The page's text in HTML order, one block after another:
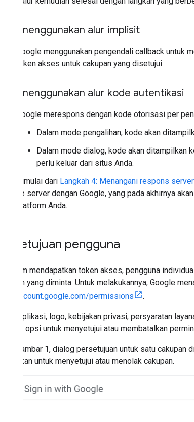
Saat menggunakan alur implisit
Google menggunakan pengendali callback untuk
token akses untuk cakupan yang disetujui.
Saat menggunakan alur kode autentikasi
Google merespons dengan kode otorisasi per
Dalam mode pengalihan, kode akan
Dalam mode dialog, kode akan ditampilkan
perlu keluar dari situs Anda.
Dimulai dari Langkah 4: Menangani respons
ke server dengan Google, yang pada akhirnya
platform Anda.
Persetujuan pengguna
Sebelum mendapatkan token akses, pengguna
cakupan yang diminta. Untuk melakukannya, Google
myaccount.google.com/permissions .
Nama aplikasi, logo, kebijakan privasi, persyaratan
beserta opsi untuk menyetujui atau membatalkan
Pada gambar 1, dialog persetujuan untuk satu
diperlukan untuk menyetujui atau menolak cakupan.